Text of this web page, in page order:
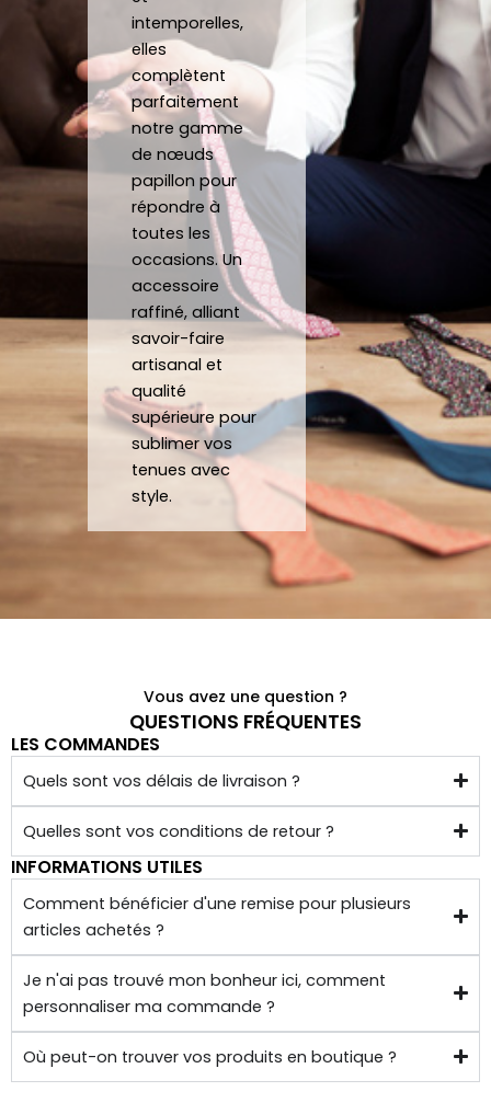
crava
te 12
heure
s
parfa
atten
de
pouv
r des
noeu
papill
ons/
acce
ssoir
conf
ectio
à
quelq
ues
kilom
ètres
de
soi.
Noeu
d sur
re.
mma
nde
forte
ment
!
Merci
beau
coup
à eux
encor
un
intemporelles,
elles
complètent
parfaitement
notre gamme
de nœuds
papillon pour
répondre à
toutes les
occasions. Un
accessoire
raffiné, alliant
savoir-faire
artisanal et
qualité
supérieure pour
sublimer vos
tenues avec
style.
Vous avez une question ?
QUESTIONS FRÉQUENTES
LES COMMANDES
Quels sont vos délais de livraison ?
Quelles sont vos conditions de retour ?
INFORMATIONS UTILES
Comment bénéficier d'une remise pour plusieurs
articles achetés ?
Je n'ai pas trouvé mon bonheur ici, comment
personnaliser ma commande ?
Où peut-on trouver vos produits en boutique ?